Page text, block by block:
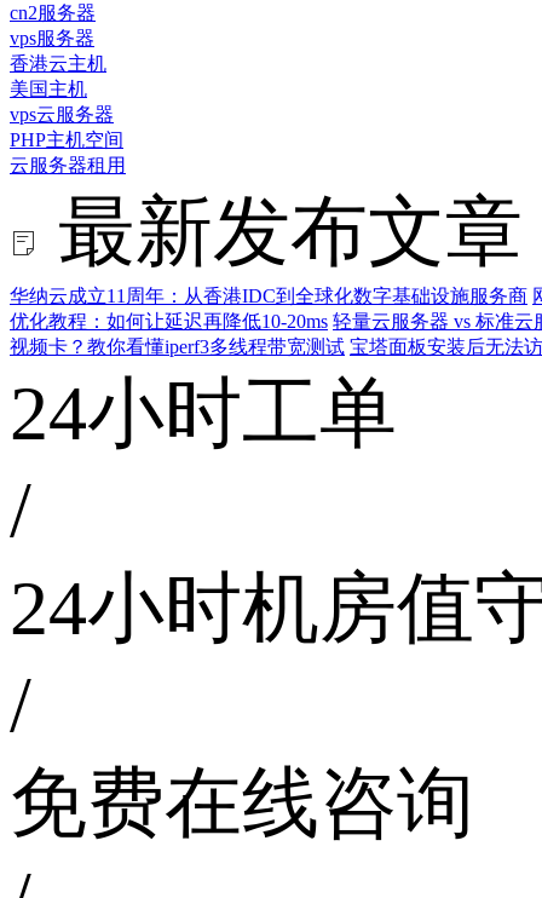
cn2服务器
vps服务器
香港云主机
美国主机
vps云服务器
PHP主机空间
云服务器租用
最新发布文章
华纳云成立11周年：从香港IDC到全球化数字基础设施服务商
优化教程：如何让延迟再降低10-20ms 轻量云服务器 vs 标准
视频卡？教你看懂iperf3多线程带宽测试 宝塔面板安装后无法
24小时工单
/
24小时机房值
/
免费在线咨询